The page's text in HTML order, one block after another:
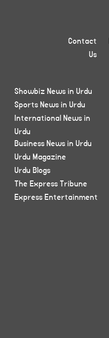
Contact
Us
Showbiz News in Urdu
Sports News in Urdu
International News in
Urdu
Business News in Urdu
Urdu Magazine
Urdu Blogs
The Express Tribune
Express Entertainment